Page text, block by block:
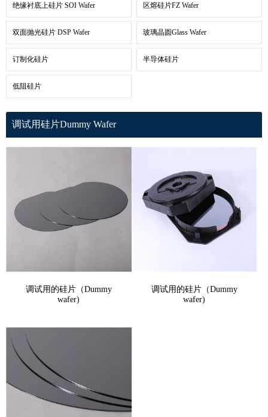
绝缘衬底上硅片 SOI Wafer 区熔硅片FZ Wafer
双面抛光硅片 DSP Wafer 玻璃晶圆Glass Wafer
订制化硅片 半导体硅片
低阻硅片
调试用硅片Dummy Wafer
调试用的硅片（Dummy
wafer)
调试用的硅片（Dummy
wafer)